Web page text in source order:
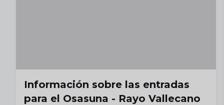
Información sobre las entradas
para el Osasuna - Rayo Vallecano